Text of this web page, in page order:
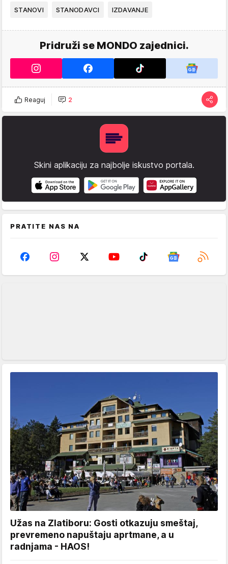
STANOVI STANODAVCI IZDAVANJE
Pridruži se MONDO zajednici.
Reaguj 2
Skini aplikaciju za najbolje iskustvo portala.
PRATITE NAS NA
Užas na Zlatiboru: Gosti otkazuju smeštaj,
prevremeno napuštaju aprtmane, a u
radnjama - HAOS!